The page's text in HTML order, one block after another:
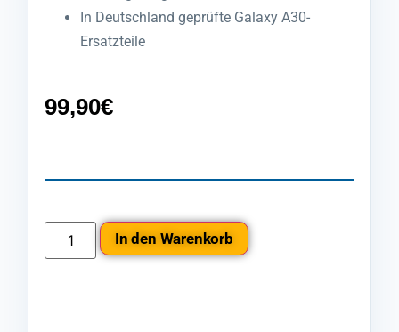
In Deutschland geprüfte Galaxy A30-
Ersatzteile
99,90€
In den Warenkorb